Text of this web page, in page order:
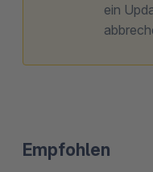
ein
Empfohlen